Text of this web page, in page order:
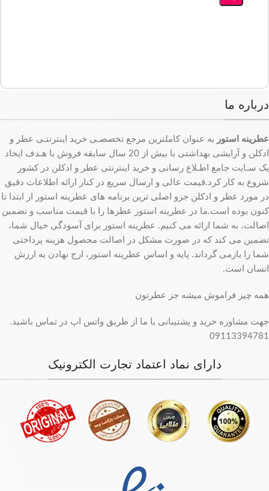
درباره ما
عطرینه استور به عنوان کاملترین مرجع تخصصـی خرید اینترنتـی عطر و
ادکلن و آرایشی بهداشتی با بیش از 20 سال سابقه فروش با هـدف ایجاد
یک سـایت جامع اطـلاع رسانی و خرید اینترنتی عطر و ادکلن در کشور
شروع به کار کرد.قیمت عالی و ارسال سریع در کنار ارائه اطلاعات دقیق
در مورد عطر و ادکلن جزو اصلی ترین برنامه های عطرینه استور از ابتدا تا
کنون بوده است.ما در عطرینه استور عطرها را با قیمت مناسب و تضمین
اصالت، به شما ارائه می کنیم. عطرینه استور برای آسودگی خیال شما،
تضمین می کند که در صورت مشکل در اصالت محصول هزینه پرداختی
شما را بازمی گرداند. پایه و اساس عطرینه استور، ارج نهادن به ارزش
انسان است.
همه چیز فراموش میشه جز عطرتون
جهت مشاوره خرید و پشتیبانی با ما از طریق واتس اپ در تماس باشید.
09113394781
دارای نماد اعتماد تجارت الکترونیک